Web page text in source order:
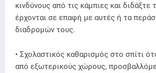
κινδύνους από τις κάμπιες και διδάξτε
έρχονται σε επαφή με αυτές ή τα
διαδρομών τους.
• Σχολαστικός καθαρισμός στο σπίτι
από εξωτερικούς χώρους,